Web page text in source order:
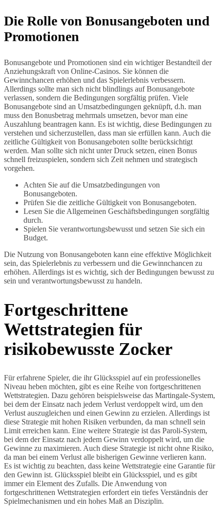
Die Rolle von Bonusangeboten und
Promotionen
Bonusangebote und Promotionen sind ein wichtiger Bestandteil der
Anziehungskraft von Online-Casinos. Sie können die
Gewinnchancen erhöhen und das Spielerlebnis verbessern.
Allerdings sollte man sich nicht blindlings auf Bonusangebote
verlassen, sondern die Bedingungen sorgfältig prüfen. Viele
Bonusangebote sind an Umsatzbedingungen geknüpft, d.h. man
muss den Bonusbetrag mehrmals umsetzen, bevor man eine
Auszahlung beantragen kann. Es ist wichtig, diese Bedingungen zu
verstehen und sicherzustellen, dass man sie erfüllen kann. Auch die
zeitliche Gültigkeit von Bonusangeboten sollte berücksichtigt
werden. Man sollte sich nicht unter Druck setzen, einen Bonus
schnell freizuspielen, sondern sich Zeit nehmen und strategisch
vorgehen.
Achten Sie auf die Umsatzbedingungen von
Bonusangeboten.
Prüfen Sie die zeitliche Gültigkeit von Bonusangeboten.
Lesen Sie die Allgemeinen Geschäftsbedingungen sorgfältig
durch.
Spielen Sie verantwortungsbewusst und setzen Sie sich ein
Budget.
Die Nutzung von Bonusangeboten kann eine effektive Möglichkeit
sein, das Spielerlebnis zu verbessern und die Gewinnchancen zu
erhöhen. Allerdings ist es wichtig, sich der Bedingungen bewusst zu
sein und verantwortungsbewusst zu handeln.
Fortgeschrittene
Wettstrategien für
risikobewusste Zocker
Für erfahrene Spieler, die ihr Glücksspiel auf ein professionelles
Niveau heben möchten, gibt es eine Reihe von fortgeschrittenen
Wettstrategien. Dazu gehören beispielsweise das Martingale-System,
bei dem der Einsatz nach jedem Verlust verdoppelt wird, um den
Verlust auszugleichen und einen Gewinn zu erzielen. Allerdings ist
diese Strategie mit hohen Risiken verbunden, da man schnell sein
Limit erreichen kann. Eine weitere Strategie ist das Paroli-System,
bei dem der Einsatz nach jedem Gewinn verdoppelt wird, um die
Gewinne zu maximieren. Auch diese Strategie ist nicht ohne Risiko,
da man bei einem Verlust alle bisherigen Gewinne verlieren kann.
Es ist wichtig zu beachten, dass keine Wettstrategie eine Garantie für
den Gewinn ist. Glücksspiel bleibt ein Glücksspiel, und es gibt
immer ein Element des Zufalls. Die Anwendung von
fortgeschrittenen Wettstrategien erfordert ein tiefes Verständnis der
Spielmechanismen und ein hohes Maß an Disziplin.